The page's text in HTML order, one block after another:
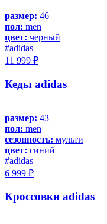
размер: 46
пол: men
цвет: черный
#adidas
11 999 ₽
Кеды adidas
размер: 43
пол: men
сезонность: мульти
цвет: синий
#adidas
6 999 ₽
Кроссовки adidas